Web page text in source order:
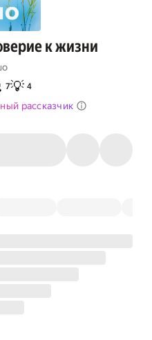
к жизни
7💡 4
рассказчик